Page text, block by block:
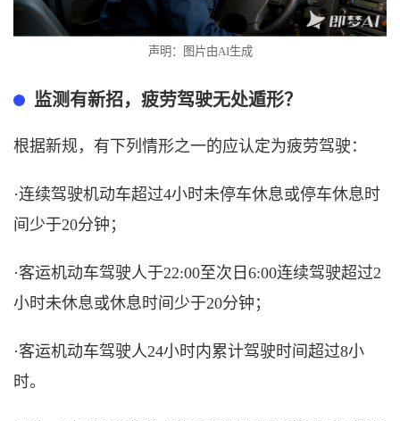
声明：图片由AI生成
监测有新招，疲劳驾驶无处遁形？
根据新规，有下列情形之一的应认定为疲劳驾驶：
·连续驾驶机动车超过4小时未停车休息或停车休息时
间少于20分钟；
·客运机动车驾驶人于22:00至次日6:00连续驾驶超过2
小时未休息或休息时间少于20分钟；
·客运机动车驾驶人24小时内累计驾驶时间超过8小
时。